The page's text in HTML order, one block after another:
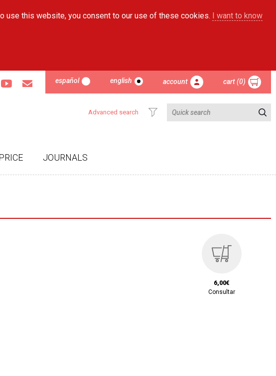
use this website, you consent to our use of these cookies. I want to know
español english account cart (0)
Advanced search
JOURNALS
6,00€
Consultar